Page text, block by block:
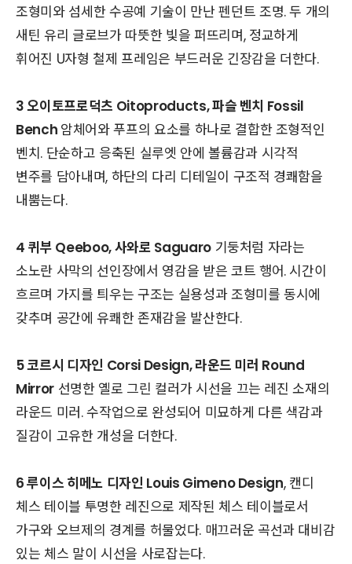
조형미와 섬세한 수공예 기술이 만난 펜던트 조명. 두 개의
새틴 유리 글로브가 따뜻한 빛을 퍼뜨리며, 정교하게
휘어진 U자형 철제 프레임은 부드러운 긴장감을 더한다.
3 오이토프로덕츠 Oitoproducts, 파슬 벤치 Fossil
Bench 암체어와 푸프의 요소를 하나로 결합한 조형적인
벤치. 단순하고 응축된 실루엣 안에 볼륨감과 시각적
변주를 담아내며, 하단의 다리 디테일이 구조적 경쾌함을
내뿜는다.
4 퀴부 Qeeboo, 사와로 Saguaro기둥처럼 자라는
소노란 사막의 선인장에서 영감을 받은 코트 행어. 시간이
흐르며 가지를 틔우는 구조는 실용성과 조형미를 동시에
갖추며 공간에 유쾌한 존재감을 발산한다.
5 코르시 디자인 Corsi Design, 라운드 미러 Round
Mirror선명한 옐로 그린 컬러가 시선을 끄는 레진 소재의
라운드 미러. 수작업으로 완성되어 미묘하게 다른 색감과
질감이 고유한 개성을 더한다.
6 루이스 히메노 디자인 Louis Gimeno Design, 캔디
체스 테이블 투명한 레진으로 제작된 체스 테이블로서
가구와 오브제의 경계를 허물었다. 매끄러운 곡선과 대비감
있는 체스 말이 시선을 사로잡는다.